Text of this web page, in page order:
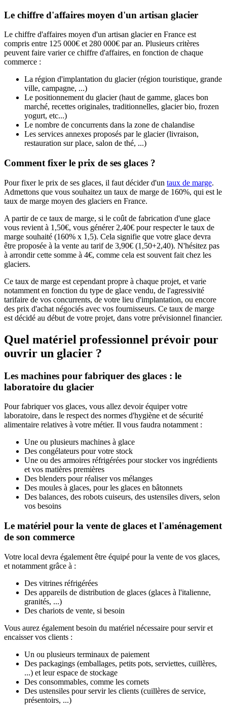
Le chiffre d'affaires moyen d'un artisan glacier
Le chiffre d'affaires moyen d'un artisan glacier en France est
compris entre 125 000€ et 280 000€ par an. Plusieurs critères
peuvent faire varier ce chiffre d'affaires, en fonction de chaque
commerce :
La région d'implantation du glacier (région touristique, grande
ville, campagne, ...)
Le positionnement du glacier (haut de gamme, glaces bon
marché, recettes originales, traditionnelles, glacier bio, frozen
yogurt, etc...)
Le nombre de concurrents dans la zone de chalandise
Les services annexes proposés par le glacier (livraison,
restauration sur place, salon de thé, ...)
Comment fixer le prix de ses glaces ?
Pour fixer le prix de ses glaces, il faut décider d'un taux de marge.
Admettons que vous souhaitez un taux de marge de 160%, qui est le
taux de marge moyen des glaciers en France.
A partir de ce taux de marge, si le coût de fabrication d'une glace
vous revient à 1,50€, vous générer 2,40€ pour respecter le taux de
marge souhaité (160% x 1,5). Cela signifie que votre glace devra
être proposée à la vente au tarif de 3,90€ (1,50+2,40). N'hésitez pas
à arrondir cette somme à 4€, comme cela est souvent fait chez les
glaciers.
Ce taux de marge est cependant propre à chaque projet, et varie
notamment en fonction du type de glace vendu, de l'agressivité
tarifaire de vos concurrents, de votre lieu d'implantation, ou encore
des prix d'achat négociés avec vos fournisseurs. Ce taux de marge
est décidé au début de votre projet, dans votre prévisionnel financier.
Quel matériel professionnel prévoir pour
ouvrir un glacier ?
Les machines pour fabriquer des glaces : le
laboratoire du glacier
Pour fabriquer vos glaces, vous allez devoir équiper votre
laboratoire, dans le respect des normes d'hygiène et de sécurité
alimentaire relatives à votre métier. Il vous faudra notamment :
Une ou plusieurs machines à glace
Des congélateurs pour votre stock
Une ou des armoires réfrigérées pour stocker vos ingrédients
et vos matières premières
Des blenders pour réaliser vos mélanges
Des moules à glaces, pour les glaces en bâtonnets
Des balances, des robots cuiseurs, des ustensiles divers, selon
vos besoins
Le matériel pour la vente de glaces et l'aménagement
de son commerce
Votre local devra également être équipé pour la vente de vos glaces,
et notamment grâce à :
Des vitrines réfrigérées
Des appareils de distribution de glaces (glaces à l'italienne,
granités, ...)
Des chariots de vente, si besoin
Vous aurez également besoin du matériel nécessaire pour servir et
encaisser vos clients :
Un ou plusieurs terminaux de paiement
Des packagings (emballages, petits pots, serviettes, cuillères,
...) et leur espace de stockage
Des consommables, comme les cornets
Des ustensiles pour servir les clients (cuillères de service,
présentoirs, ...)